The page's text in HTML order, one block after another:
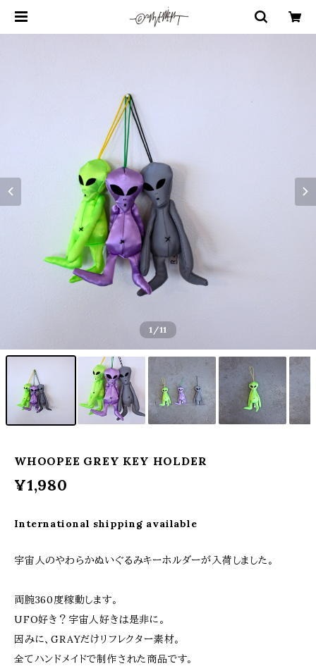
1 /11
WHOOPEE GREY KEY HOLDER
¥1,980
International shipping available
宇宙人のやわらかぬいぐるみキーホルダーが入荷しました。
両腕360度稼動します。
UFO好き？宇宙人好きは是非に。
因みに、GRAYだけリフレクター素材。
全てハンドメイドで制作された商品です。